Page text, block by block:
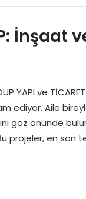
İnşaat
YAPI ve
Aile
göz önünde
projeler, en son